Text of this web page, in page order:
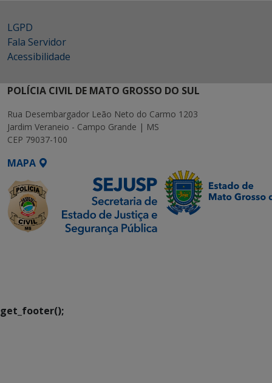
LGPD
Fala Servidor
Acessibilidade
POLÍCIA CIVIL DE MATO GROSSO DO SUL
Rua Desembargador Leão Neto do Carmo 1203
Jardim Veraneio - Campo Grande | MS
CEP 79037-100
MAPA
get_footer();